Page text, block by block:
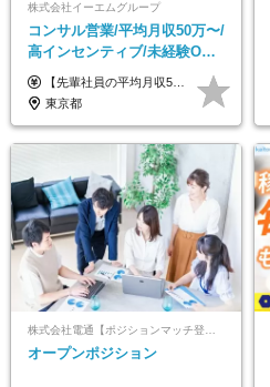
株式会社イーエムグループ
コンサル営業/平均月収50万〜/
高インセンティブ/未経験OK/
残業なし/4,50代も活躍/ブラン
ク可/面接1回
【先輩社員の平均月収50万円】 月給30万円以上+インセンティブ+その他手当 ※経験・スキルを考慮の上で給与を決定します ※上記には5万円（月20時間分）のみなし残業代と一律手当（営業手当4万円、能力評価手当4万円）を含みます ※上記を超える残業代は別途全額支給します ※試用期間：3ヶ月あり（試用期間中の待遇に差異なし）
東京都
株式会社電通【ポジションマッチ登録】
オープンポジション